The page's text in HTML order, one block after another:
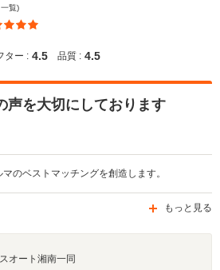
覧)
ター : 4.5 品質 : 4.5
声を大切にしております
のベストマッチングを創造します。
もっと見る
オート湘南一同